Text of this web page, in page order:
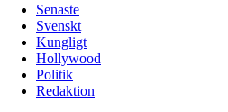
Senaste
Svenskt
Kungligt
Hollywood
Politik
Redaktion